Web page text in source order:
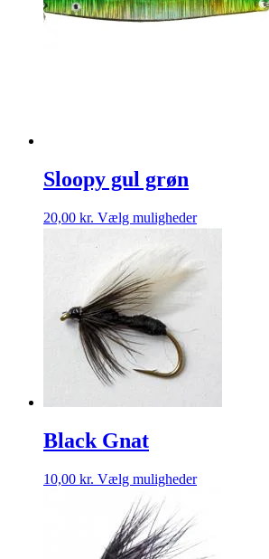
Sloopy gul grøn
20,00 kr. Vælg mulighederDette
vare
flere
vælges
Black Gnat
10,00 kr. Vælg mulighederDette
varianter.